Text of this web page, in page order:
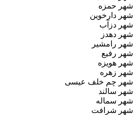
شهر حمزه
شهر دارخوین
شهر دزآب
شهر دهدز
شهر رامشیر
شهر رفیع
شهر هویزه
شهر زهره
شهر چم خلف عیسی
شهر سالند
شهر سماله
شهر شرافت